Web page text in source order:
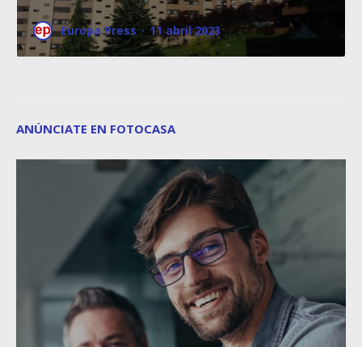
Europa Press · 11 abril 2023
ANÚNCIATE EN FOTOCASA